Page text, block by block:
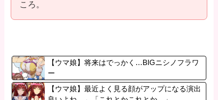
ころ。
【ウマ娘】将来はでっかく…BIGニシノフラワ
ー
【ウマ娘】最近よく見る顔がアップになる演出